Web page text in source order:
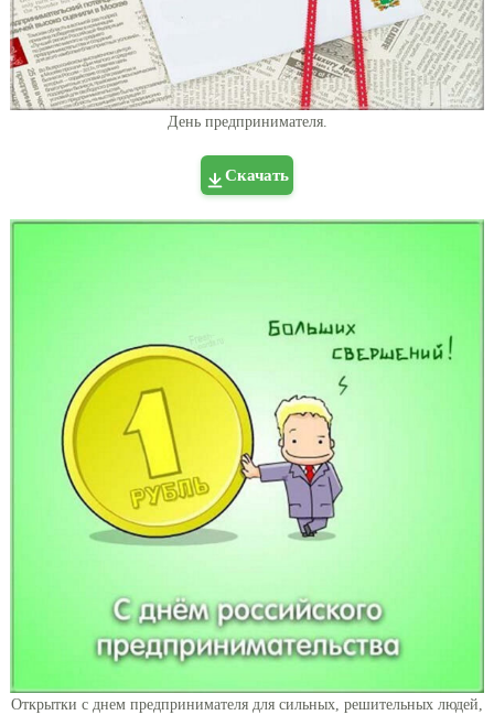
День предпринимателя.
Скачать
Открытки с днем предпринимателя для сильных, решительных людей,